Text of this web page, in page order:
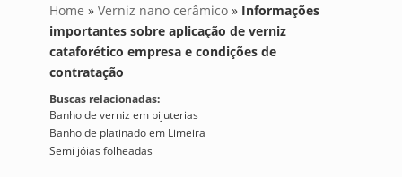
Home » Verniz nano cerâmico » Informações
importantes sobre aplicação de verniz
cataforético empresa e condições de
contratação
Buscas relacionadas:
Banho de verniz em bijuterias
Banho de platinado em Limeira
Semi jóias folheadas